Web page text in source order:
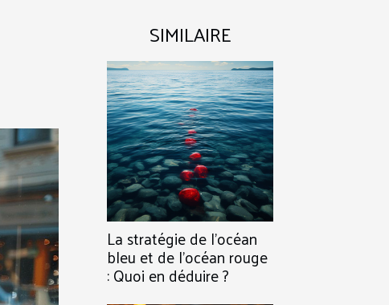
SIMILAIRE
La stratégie de l’océan
bleu et de l’océan rouge
: Quoi en déduire ?